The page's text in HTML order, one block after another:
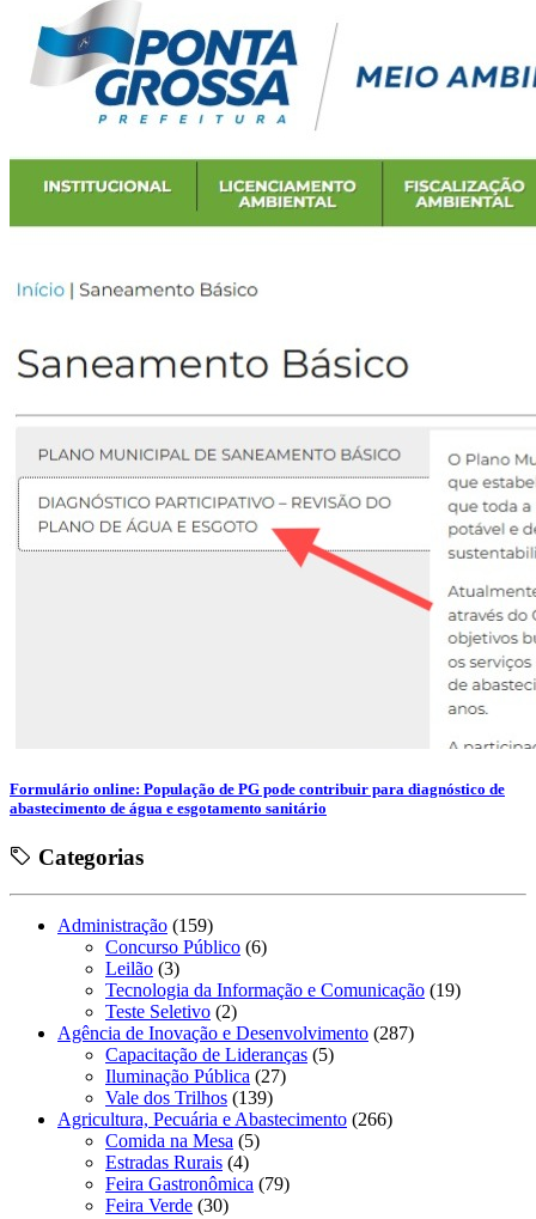
Formulário online: População de PG pode contribuir para diagnóstico de
abastecimento de água e esgotamento sanitário
Categorias
Administração (159)
Concurso Público (6)
Leilão (3)
Tecnologia da Informação e Comunicação (19)
Teste Seletivo (2)
Agência de Inovação e Desenvolvimento (287)
Capacitação de Lideranças (5)
Iluminação Pública (27)
Vale dos Trilhos (139)
Agricultura, Pecuária e Abastecimento (266)
Comida na Mesa (5)
Estradas Rurais (4)
Feira Gastronômica (79)
Feira Verde (30)